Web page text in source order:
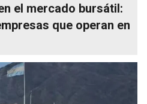
el mercado bursátil:
que operan en